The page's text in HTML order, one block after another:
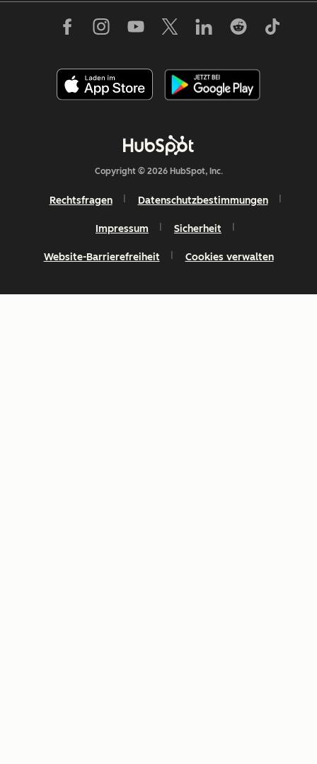
Copyright © 2026 HubSpot, Inc.
Rechtsfragen Datenschutzbestimmungen
Impressum Sicherheit
Website-Barrierefreiheit Cookies verwalten